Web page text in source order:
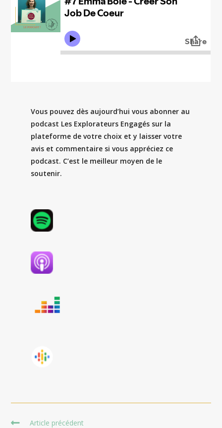
Vous pouvez dès aujourd’hui vous abonner au
podcast Les Explorateurs Engagés sur la
plateforme de votre choix et y laisser votre
avis et commentaire si vous appréciez ce
podcast. C’est le meilleur moyen de le
soutenir.
Read
Article précédent